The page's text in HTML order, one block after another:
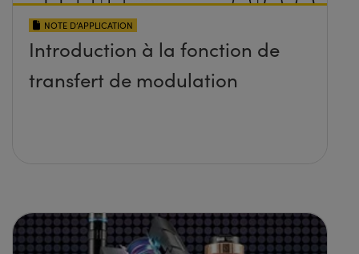
NOTE D’APPLICATION
Introduction à la fonction de
transfert de modulation